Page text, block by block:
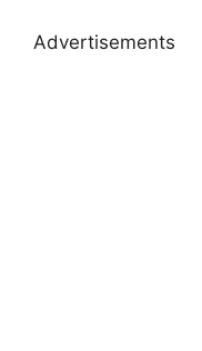
Advertisements